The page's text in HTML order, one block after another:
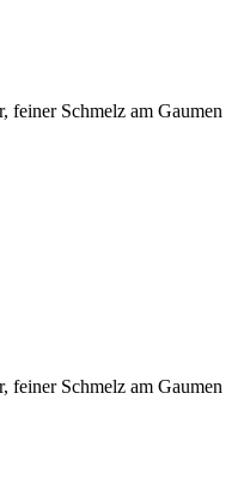
feiner Schmelz am Gaumen
feiner Schmelz am Gaumen